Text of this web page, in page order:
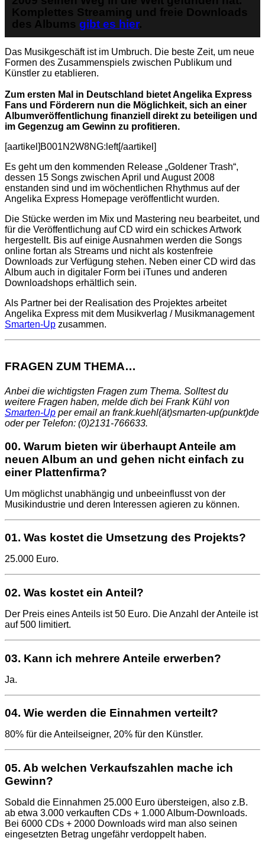
Komplettes Streaming und freie Downloads
des Albums gibt es hier.
Das Musikgeschäft ist im Umbruch. Die beste Zeit, um neue
Formen des Zusammenspiels zwischen Publikum und
Künstler zu etablieren.
Zum ersten Mal in Deutschland bietet Angelika Express
Fans und Förderern nun die Möglichkeit, sich an einer
Albumveröffentlichung finanziell direkt zu beteiligen und
im Gegenzug am Gewinn zu profitieren.
[aartikel]B001N2W8NG:left[/aartikel]
Es geht um den kommenden Release „Goldener Trash“,
dessen 15 Songs zwischen April und August 2008
enstanden sind und im wöchentlichen Rhythmus auf der
Angelika Express Homepage veröffentlicht wurden.
Die Stücke werden im Mix und Mastering neu bearbeitet, und
für die Veröffentlichung auf CD wird ein schickes Artwork
hergestellt. Bis auf einige Ausnahmen werden die Songs
online fortan als Streams und nicht als kostenfreie
Downloads zur Verfügung stehen. Neben einer CD wird das
Album auch in digitaler Form bei iTunes und anderen
Downloadshops erhältlich sein.
Als Partner bei der Realisation des Projektes arbeitet
Angelika Express mit dem Musikverlag / Musikmanagement
Smarten-Up zusammen.
FRAGEN ZUM THEMA…
Anbei die wichtigsten Fragen zum Thema. Solltest du
weitere Fragen haben, melde dich bei Frank Kühl von
Smarten-Up per email an frank.kuehl(ät)smarten-up(punkt)de
oder per Telefon: (0)2131-766633.
00. Warum bieten wir überhaupt Anteile am
neuen Album an und gehen nicht einfach zu
einer Plattenfirma?
Um möglichst unabhängig und unbeeinflusst von der
Musikindustrie und deren Interessen agieren zu können.
01. Was kostet die Umsetzung des Projekts?
25.000 Euro.
02. Was kostet ein Anteil?
Der Preis eines Anteils ist 50 Euro. Die Anzahl der Anteile ist
auf 500 limitiert.
03. Kann ich mehrere Anteile erwerben?
Ja.
04. Wie werden die Einnahmen verteilt?
80% für die Anteilseigner, 20% für den Künstler.
05. Ab welchen Verkaufszahlen mache ich
Gewinn?
Sobald die Einnahmen 25.000 Euro übersteigen, also z.B.
ab etwa 3.000 verkauften CDs + 1.000 Album-Downloads.
Bei 6000 CDs + 2000 Downloads wird man also seinen
eingesetzten Betrag ungefähr verdoppelt haben.